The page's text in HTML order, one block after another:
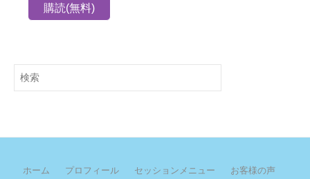
検
索
ホーム プロフィール セッションメニュー お客様の声